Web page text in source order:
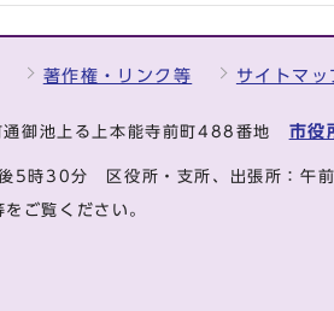
著作権・リンク等 サイトマッ
御池上る上本能寺前町488番地 市役
後5時30分 区役所・支所、出張所：
ご覧ください。